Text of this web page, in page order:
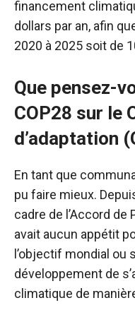
financement
dollars par an, afin
2020 à 2025 soit de
Que pensez-
COP28 sur le
d’adaptation
En tant que
pu faire mieux.
cadre de l’Accord de
avait aucun appétit
l’objectif mondial ou
développement de
climatique de